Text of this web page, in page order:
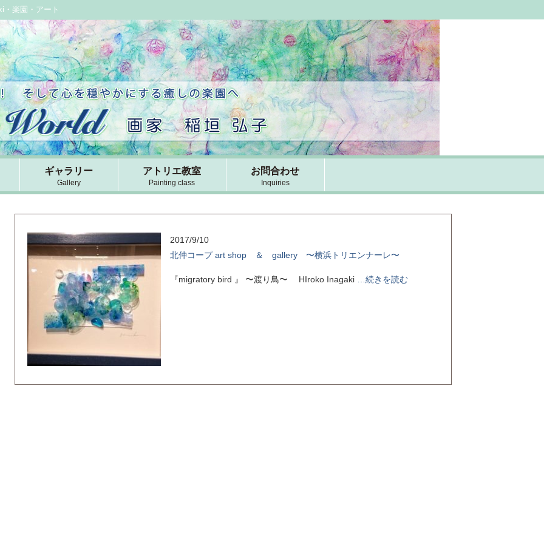
・楽園・アート
ギャラリー
Gallery
アトリエ教室
Painting class
お問合わせ
Inquiries
2017/9/10
北仲コープ art shop ＆ gallery 〜横浜トリエンナーレ〜
『migratory bird 』 〜渡り鳥〜 HIroko Inagaki …続きを読む